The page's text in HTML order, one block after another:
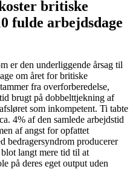
britiske
fulde arbejdsdage
er den underliggende årsag til
om året for britiske
fra overforberedelse,
brugt på dobbelttjekning af
som inkompetent. Ti tabte
4% af den samlede arbejdstid
af angst for opfattet
bedragersyndrom producerer
langt mere tid til at
på deres eget output uden